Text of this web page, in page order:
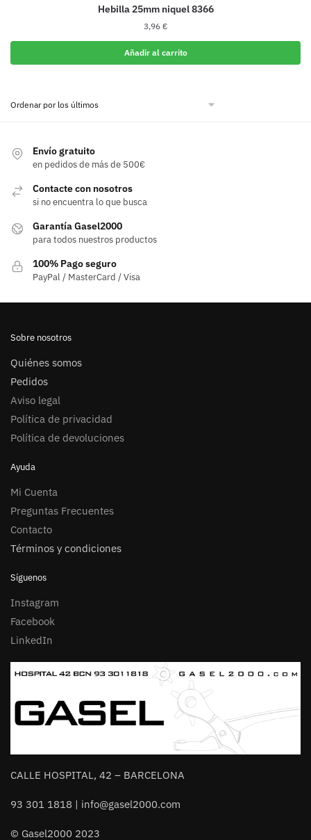
Hebilla 25mm niquel 8366
3,96 €
Añadir al carrito
Envío gratuito
en pedidos de más de 500€
Contacte con nosotros
si no encuentra lo que busca
Garantía Gasel2000
para todos nuestros productos
100% Pago seguro
PayPal / MasterCard / Visa
Sobre nosotros
Quiénes somos
Pedidos
Aviso legal
Política de privacidad
Política de devoluciones
Ayuda
Mi Cuenta
Preguntas Frecuentes
Contacto
Términos y condiciones
Síguenos
Instagram
Facebook
LinkedIn
CALLE HOSPITAL, 42 – BARCELONA
93 301 1818 | info@gasel2000.com
© Gasel2000 2023